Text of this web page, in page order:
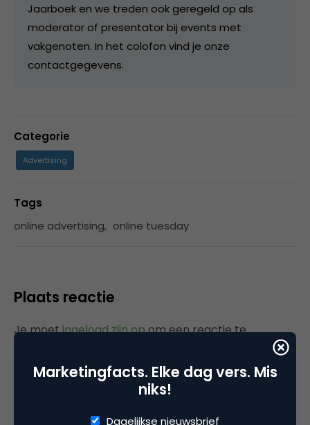
Jaarboek en we treden ook geregeld op als
moderator of presentator bij events met
vakgenoten. In het colofon vind je onze
contactgegevens.
Categorie
Advertising
Tags
online advertising, online tuesday
Plaats reactie
Je moetingelogd zijn opom een reactie te
Marketingfacts. Elke dag vers. Mis
niks!
Dagelijkse nieuwsbrief